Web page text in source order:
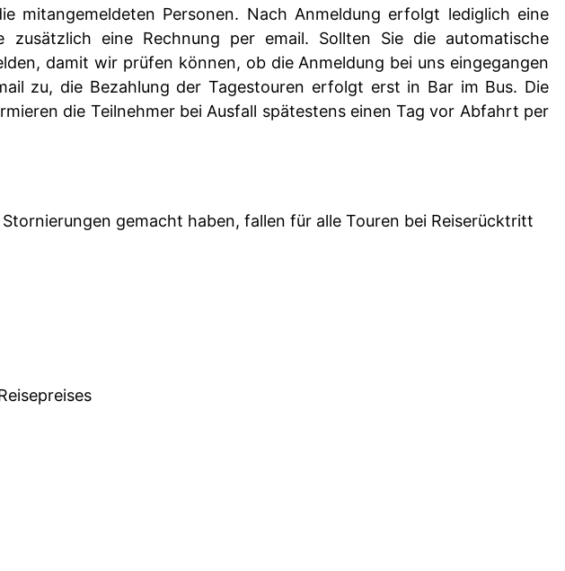
Personen. Nach Anmeldung erfolgt lediglich eine
eine Rechnung per email. Sollten Sie die automatische
damit wir prüfen können, ob die Anmeldung bei uns eingegangen
zu, die Bezahlung der Tagestouren erfolgt erst in Bar im Bus. Die
die Teilnehmer bei Ausfall spätestens einen Tag vor Abfahrt per
gemacht haben, fallen für alle Touren bei Reiserücktritt